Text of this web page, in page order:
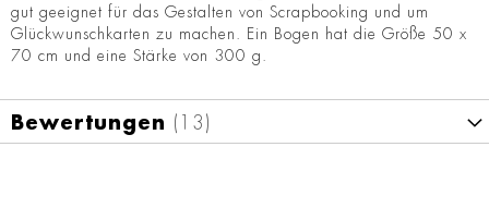
gut geeignet für das Gestalten von Scrapbooking und um
Glückwunschkarten zu machen. Ein Bogen hat die Größe 50 x
70 cm und eine Stärke von 300 g.
Bewertungen 13